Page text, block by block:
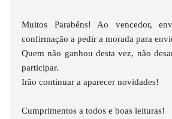
Muitos Parabéns! Ao vencedor,
confirmação a pedir a morada para
Quem não ganhou desta vez, não
participar.
Irão continuar a aparecer novidades!
Cumprimentos a todos e boas leituras!